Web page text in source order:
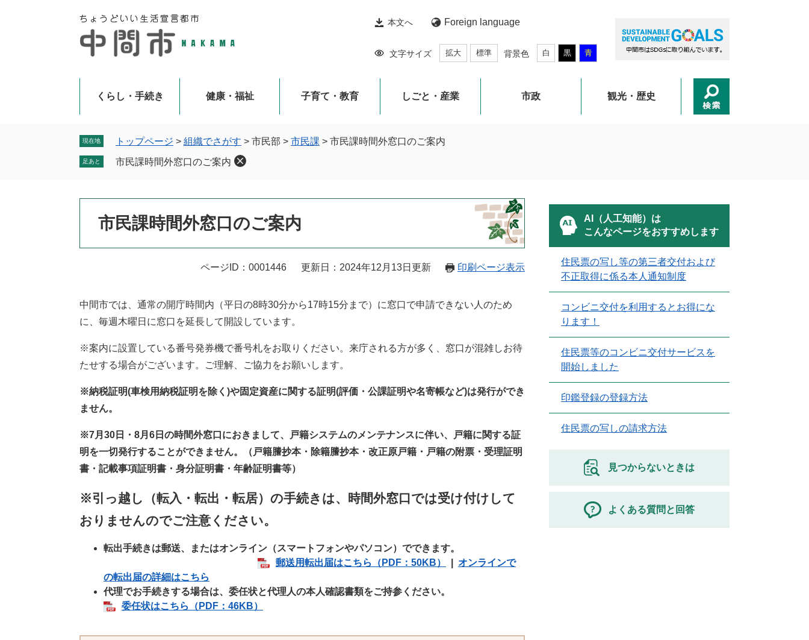
本文へ Foreign language
文字サイズ 拡大 標準 背景色 白 黒 青
くらし・手続き 健康・福祉 子育て・教育 しごと・産業 市政 観光・歴史
現在地 トップページ > 組織でさがす > 市民部 > 市民課 > 市民課時間外窓口のご案内
足あと 市民課時間外窓口のご案内
市民課時間外窓口のご案内
ページID：0001446 更新日：2024年12月13日更新 印刷ページ表示
中間市では、通常の開庁時間内（平日の8時30分から17時15分まで）に窓口で申請できない人のため
に、毎週木曜日に窓口を延長して開設しています。
※案内に設置している番号発券機で番号札をお取りください。来庁される方が多く、窓口が混雑しお待
たせする場合がございます。ご理解、ご協力をお願いします。
※納税証明(車検用納税証明を除く)や固定資産に関する証明(評価・公課証明や名寄帳など)は発行ができ
ません。
※​7月30日・8月6日の時間外窓口におきまして、戸籍システムのメンテナンスに伴い、戸籍に関する証
明を一切発行することができません。（戸籍謄抄本・除籍謄抄本・改正原戸籍・戸籍の附票・受理証明
書・記載事項証明書・身分証明書・年齢証明書等）​
※引っ越し（転入・転出・転居）の手続きは、時間外窓口では受け付けして
おりませんのでご注意ください。
転出手続きは郵送、またはオンライン（スマートフォンやパソコン）でできます。
郵送用転出届はこちら​（PDF：50KB）
オンラインで
の転出届の詳細はこちら
代理でお手続きする場合は、委任状と代理人の本人確認書類をご持参ください。
委任状はこちら（PDF：46KB）
AI（人工知能）は
こんなページをおすすめします
住民票の写し等の第三者交付および
不正取得に係る本人通知制度
コンビニ交付を利用するとお得にな
ります！
住民票等のコンビニ交付サービスを
開始しました
印鑑登録の登録方法
住民票の写しの請求方法
見つからないときは
よくある質問と回答